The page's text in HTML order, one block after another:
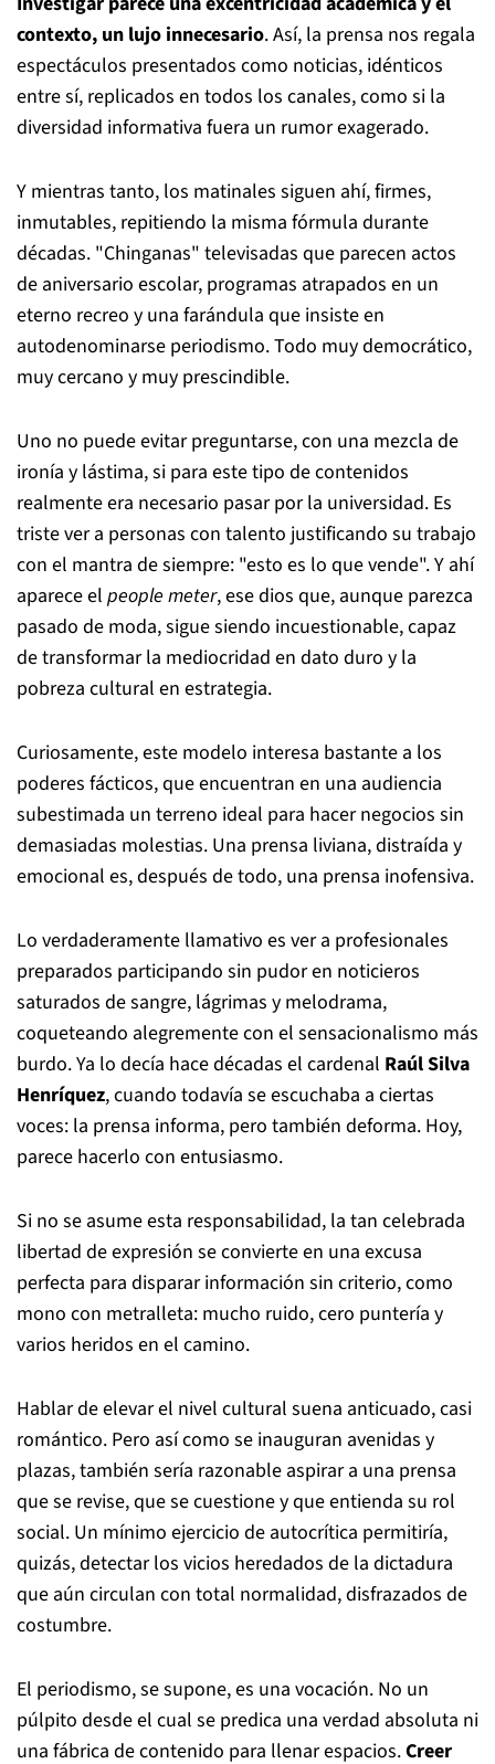
contexto, un lujo innecesario. Así, la prensa nos regala
espectáculos presentados como noticias, idénticos
entre sí, replicados en todos los canales, como si la
diversidad informativa fuera un rumor exagerado.
Y mientras tanto, los matinales siguen ahí, firmes,
inmutables, repitiendo la misma fórmula durante
décadas. "Chinganas" televisadas que parecen actos
de aniversario escolar, programas atrapados en un
eterno recreo y una farándula que insiste en
autodenominarse periodismo. Todo muy democrático,
muy cercano y muy prescindible.
Uno no puede evitar preguntarse, con una mezcla de
ironía y lástima, si para este tipo de contenidos
realmente era necesario pasar por la universidad. Es
triste ver a personas con talento justificando su trabajo
con el mantra de siempre: "esto es lo que vende". Y ahí
aparece el people meter, ese dios que, aunque parezca
pasado de moda, sigue siendo incuestionable, capaz
de transformar la mediocridad en dato duro y la
pobreza cultural en estrategia.
Curiosamente, este modelo interesa bastante a los
poderes fácticos, que encuentran en una audiencia
subestimada un terreno ideal para hacer negocios sin
demasiadas molestias. Una prensa liviana, distraída y
emocional es, después de todo, una prensa inofensiva.
Lo verdaderamente llamativo es ver a profesionales
preparados participando sin pudor en noticieros
saturados de sangre, lágrimas y melodrama,
coqueteando alegremente con el sensacionalismo más
burdo. Ya lo decía hace décadas el cardenal Raúl Silva
Henríquez, cuando todavía se escuchaba a ciertas
voces: la prensa informa, pero también deforma. Hoy,
parece hacerlo con entusiasmo.
Si no se asume esta responsabilidad, la tan celebrada
libertad de expresión se convierte en una excusa
perfecta para disparar información sin criterio, como
mono con metralleta: mucho ruido, cero puntería y
varios heridos en el camino.
Hablar de elevar el nivel cultural suena anticuado, casi
romántico. Pero así como se inauguran avenidas y
plazas, también sería razonable aspirar a una prensa
que se revise, que se cuestione y que entienda su rol
social. Un mínimo ejercicio de autocrítica permitiría,
quizás, detectar los vicios heredados de la dictadura
que aún circulan con total normalidad, disfrazados de
costumbre.
El periodismo, se supone, es una vocación. No un
púlpito desde el cual se predica una verdad absoluta ni
una fábrica de contenido para llenar espacios.Creer